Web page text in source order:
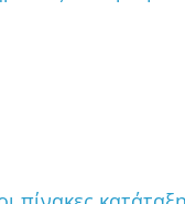
«Στη Σκιά